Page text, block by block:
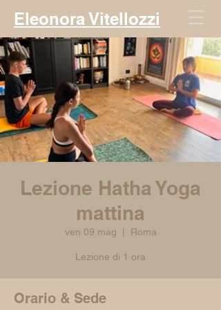
Eleonora Vitellozzi
Lezione Hatha Yoga
mattina
ven 09 mag Roma
Lezione di 1 ora
Orario & Sede